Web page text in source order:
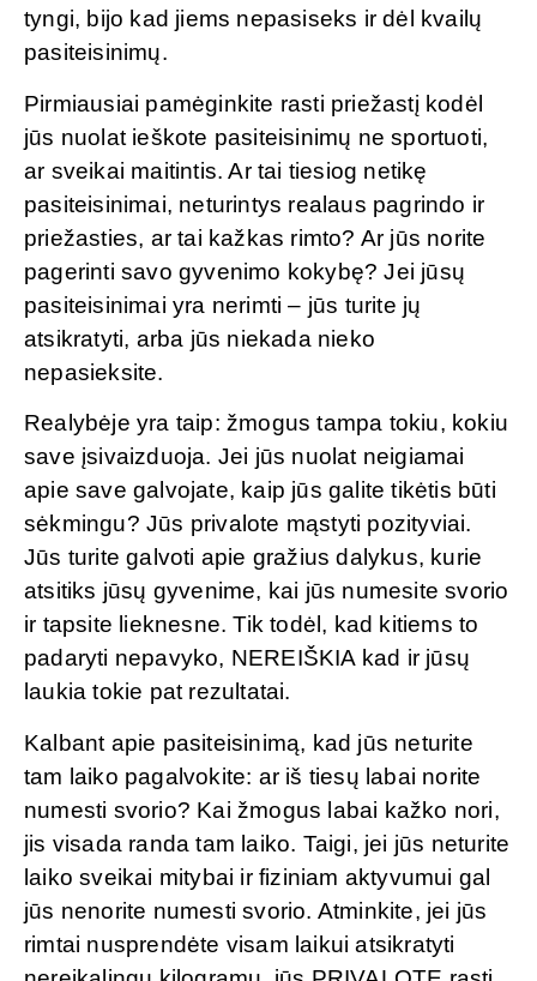
tyngi, bijo kad jiems nepasiseks ir dėl kvailų
pasiteisinimų.
Pirmiausiai pamėginkite rasti priežastį kodėl
jūs nuolat ieškote pasiteisinimų ne sportuoti,
ar sveikai maitintis. Ar tai tiesiog netikę
pasiteisinimai, neturintys realaus pagrindo ir
priežasties, ar tai kažkas rimto? Ar jūs norite
pagerinti savo gyvenimo kokybę? Jei jūsų
pasiteisinimai yra nerimti – jūs turite jų
atsikratyti, arba jūs niekada nieko
nepasieksite.
Realybėje yra taip: žmogus tampa tokiu, kokiu
save įsivaizduoja. Jei jūs nuolat neigiamai
apie save galvojate, kaip jūs galite tikėtis būti
sėkmingu? Jūs privalote mąstyti pozityviai.
Jūs turite galvoti apie gražius dalykus, kurie
atsitiks jūsų gyvenime, kai jūs numesite svorio
ir tapsite lieknesne. Tik todėl, kad kitiems to
padaryti nepavyko, NEREIŠKIA kad ir jūsų
laukia tokie pat rezultatai.
Kalbant apie pasiteisinimą, kad jūs neturite
tam laiko pagalvokite: ar iš tiesų labai norite
numesti svorio? Kai žmogus labai kažko nori,
jis visada randa tam laiko. Taigi, jei jūs neturite
laiko sveikai mitybai ir fiziniam aktyvumui gal
jūs nenorite numesti svorio. Atminkite, jei jūs
rimtai nusprendėte visam laikui atsikratyti